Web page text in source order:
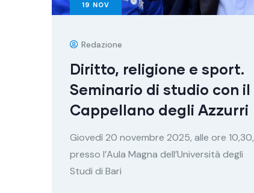
19 NOV
Redazione
Diritto, religione e sport.
Seminario di studio con il
Cappellano degli Azzurri
Giovedì 20 novembre 2025, alle ore 10,30,
presso l’Aula Magna dell’Università degli
Studi di Bari